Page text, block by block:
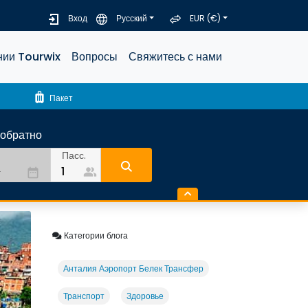
Вход Русский EUR (€)
Tourwix Вопросы Свяжитесь с нами
luggage Пакет
date_range
Пасс.
people_alt
Категории блога
Анталия Аэропорт Белек Трансфер
Транспорт Здоровье